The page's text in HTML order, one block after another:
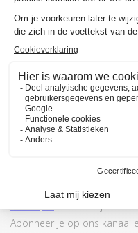
Juwel gebruikt
Voornamelijk voor Primo
ook in andere aquaria. Kijk
deze lampen gemonteerd
MEER INFORMATIE
Wil je graag meer weten
de selectie van jouw ideale
onze website beschikbaar
HVP aqua. Hier vind je
Abonneer je op ons kanaal